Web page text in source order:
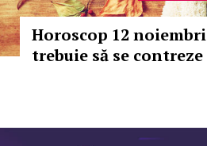
Horoscop 12
trebuie să se